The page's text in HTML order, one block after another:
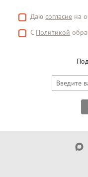
Даю согласие на
С Политикой